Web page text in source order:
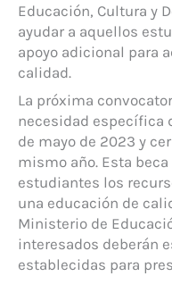
Educación, Cultura y
ayudar a aquellos
apoyo adicional para
calidad.
La próxima
necesidad específica
de mayo de 2023 y
mismo año. Esta
estudiantes los
una educación de
Ministerio de
interesados deberán
establecidas para